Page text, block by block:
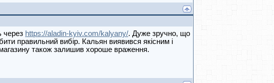
через https://aladin-kyiv.com/kalyany/. Дуже зручно, що
правильний вибір. Кальян виявився якісним і
також залишив хороше враження.